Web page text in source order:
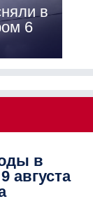
в
6
в
августа